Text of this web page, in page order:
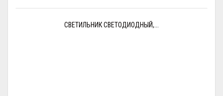
СВЕТИЛЬНИК СВЕТОДИОДНЫЙ,...